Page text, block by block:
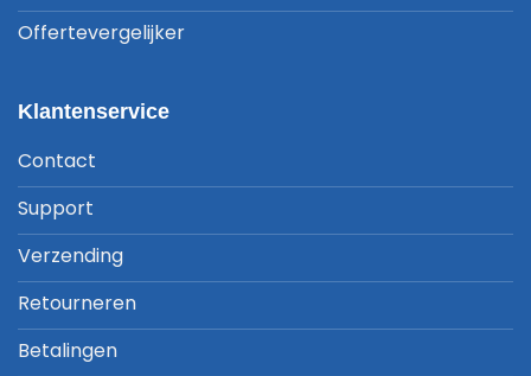
Offertevergelijker
Klantenservice
Contact
Support
Verzending
Retourneren
Betalingen